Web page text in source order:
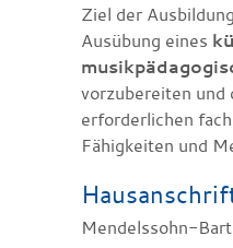
Ziel der
Ausübung eines
vorzubereiten und
erforderlichen
Fähigkeiten und
Mendelssohn-